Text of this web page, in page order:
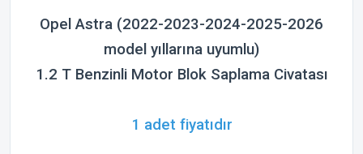
Opel Astra (2022-2023-2024-2025-2026
model yıllarına uyumlu)
1.2 T Benzinli Motor Blok Saplama Civatası
1 adet fiyatıdır